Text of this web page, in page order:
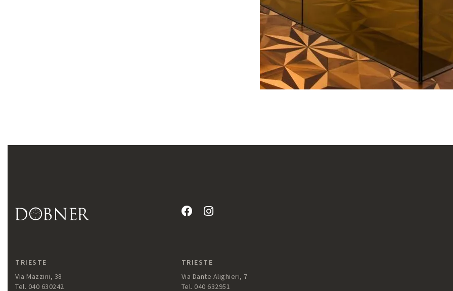
TRIESTE
Via Mazzini, 38
Tel. 040 630242
TRIESTE
Via Dante Alighieri, 7
Tel. 040 632951